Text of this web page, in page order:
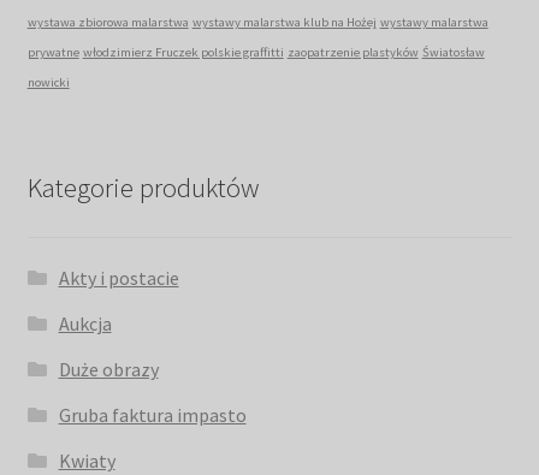
wystawa zbiorowa malarstwa wystawy malarstwa klub na Hożej wystawy malarstwa
prywatne włodzimierz Fruczek polskie graffitti zaopatrzenie plastyków Światosław
nowicki
Kategorie produktów
Akty i postacie
Aukcja
Duże obrazy
Gruba faktura impasto
Kwiaty